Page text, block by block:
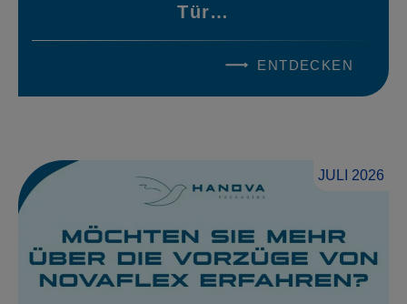
Tür…
ENTDECKEN
JULI 2026